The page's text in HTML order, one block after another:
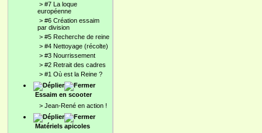
> #7 La loque
européenne
> #6 Création essaim
par division
> #5 Recherche de reine
> #4 Nettoyage (récolte)
> #3 Nourrissement
> #2 Retrait des cadres
> #1 Où est la Reine ?
Essaim en scooter
> Jean-René en action !
Matériels apicoles